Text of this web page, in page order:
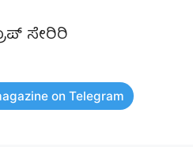
ಸೇರಿರಿ
on Telegram